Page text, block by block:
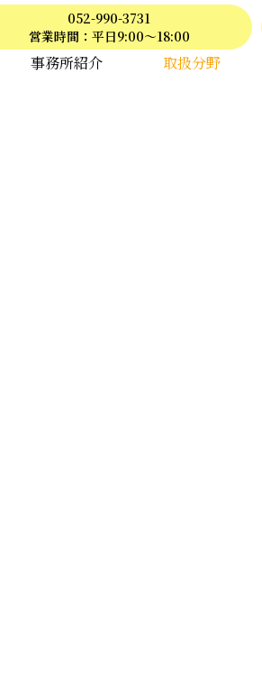
事務所紹介 取扱分野
052-990-3731
営業時間：平日9:00～18:00